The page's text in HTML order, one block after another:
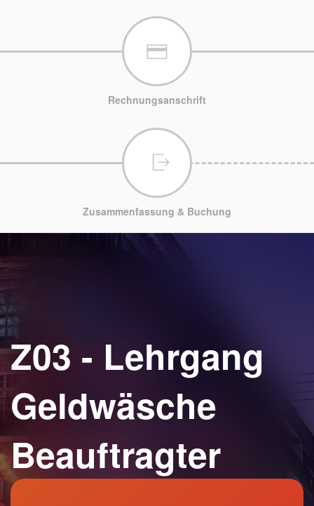
Rechnungsanschrift
Zusammenfassung & Buchung
Z03 - Lehrgang
Geldwäsche
Beauftragter